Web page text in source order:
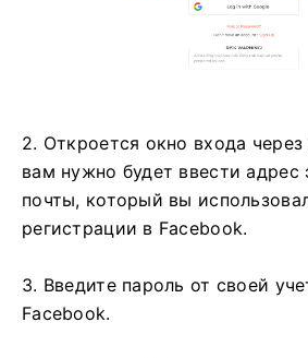
2. Откроется окно входа через
вам нужно будет ввести адрес
почты, который вы
регистрации в Facebook.
3. Введите пароль от своей
Facebook.